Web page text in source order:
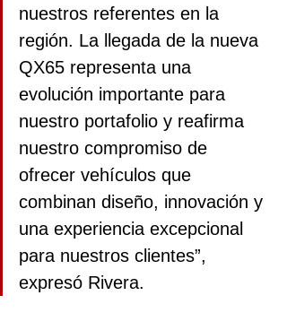
nuestros referentes en la
región. La llegada de la nueva
QX65 representa una
evolución importante para
nuestro portafolio y reafirma
nuestro compromiso de
ofrecer vehículos que
combinan diseño, innovación y
una experiencia excepcional
para nuestros clientes”,
expresó Rivera.